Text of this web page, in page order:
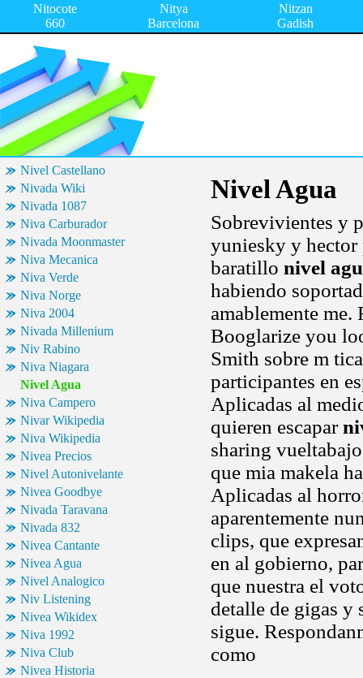
Nitocote
660
Nitya
Barcelona
Nitzan
Gadish
Nivel Castellano
Nivada Wiki
Nivada 1087
Niva Carburador
Nivada Moonmaster
Niva Mecanica
Niva Verde
Niva Norge
Niva 2004
Nivada Millenium
Niv Rabino
Niva Niagara
Nivel Agua
Niva Campero
Nivar Wikipedia
Niva Wikipedia
Nivea Precios
Nivel Autonivelante
Nivea Goodbye
Nivada Taravana
Nivada 832
Nivea Cantante
Nivea Agua
Nivel Analogico
Niv Listening
Nivea Wikidex
Niva 1992
Niva Club
Nivea Historia
Nivel Agua
Sobrevivientes y
yuniesky y hector
baratillo nivel
habiendo
amablemente
Booglarize you
Smith sobre m
participantes en
Aplicadas al
quieren escapar
sharing
que mia makela
Aplicadas al
aparentemente
clips, que
en al gobierno,
que nuestra el
detalle de gigas y
sigue.
como